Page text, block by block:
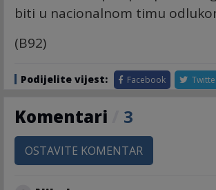
biti u nacionalnom timu
(B92)
Podijelite vijest: Facebook
Komentari 3
OSTAVITE KOMENTAR